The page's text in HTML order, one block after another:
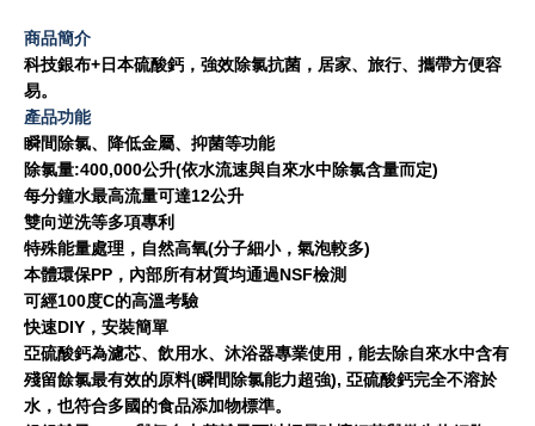
商品簡介
科技銀布+日本硫酸鈣，強效除氯抗菌，居家、旅行、攜帶方便容
易。
產品功能
瞬間除氯、降低金屬、抑菌等功能
除氯量:400,000公升(依水流速與自來水中除氯含量而定)
每分鐘水最高流量可達12公升
雙向逆洗等多項專利
特殊能量處理，自然高氧(分子細小，氣泡較多)
本體環保PP，內部所有材質均通過NSF檢測
可經100度C的高溫考驗
快速DIY，安裝簡單
亞硫酸鈣為濾芯、飲用水、沐浴器專業使用，能去除自來水中含有
殘留餘氯最有效的原料(瞬間除氯能力超強), 亞硫酸鈣完全不溶於
水，也符合多國的食品添加物標準。